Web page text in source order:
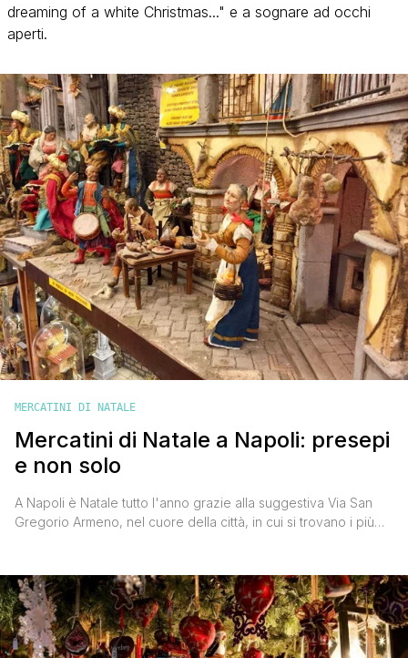
dreaming of a white Christmas..." e a sognare ad occhi
aperti.
MERCATINI DI NATALE
Mercatini di Natale a Napoli: presepi
e non solo
A Napoli è Natale tutto l'anno grazie alla suggestiva Via San
Gregorio Armeno, nel cuore della città, in cui si trovano i più
da Cleopatra a Maradona, da Pulcinella a Totò. Se i presepi di
San Gregorio Armeno sono [']